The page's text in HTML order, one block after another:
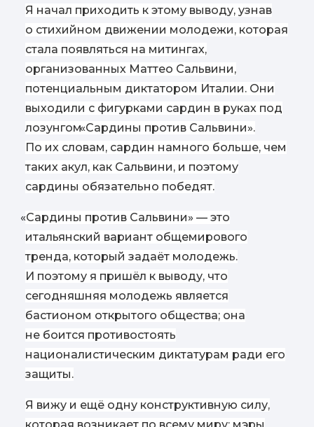
Я начал приходить к этому выводу, узнав
о стихийном движении молодежи, которая
стала появляться на митингах,
организованных Маттео Сальвини,
потенциальным диктатором Италии. Они
выходили с фигурками сардин в руках под
лозунгом
«Сардины против Сальвини».
По их словам, сардин намного больше, чем
таких акул, как Сальвини, и поэтому
сардины обязательно победят.
«Сардины против Сальвини» — это
итальянский вариант общемирового
тренда, который задаёт молодежь.
И поэтому я пришёл к выводу, что
сегодняшняя молодежь является
бастионом открытого общества; она
не боится противостоять
националистическим диктатурам ради его
защиты.
Я вижу и ещё одну конструктивную силу,